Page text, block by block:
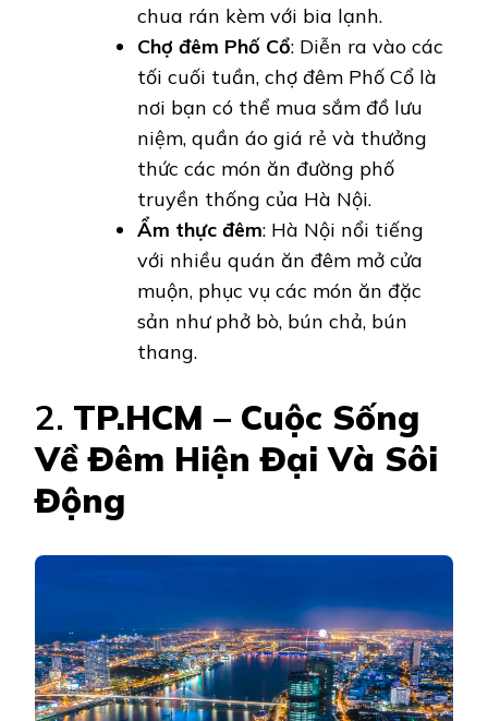
chua rán kèm với bia lạnh.
Chợ đêm Phố Cổ: Diễn ra vào các
tối cuối tuần, chợ đêm Phố Cổ là
nơi bạn có thể mua sắm đồ lưu
niệm, quần áo giá rẻ và thưởng
thức các món ăn đường phố
truyền thống của Hà Nội.
Ẩm thực đêm: Hà Nội nổi tiếng
với nhiều quán ăn đêm mở cửa
muộn, phục vụ các món ăn đặc
sản như phở bò, bún chả, bún
thang.
2. TP.HCM – Cuộc Sống
Về Đêm Hiện Đại Và Sôi
Động